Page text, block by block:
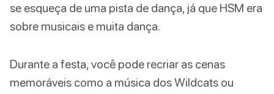
se esqueça de uma pista de dança, já que HSM era
sobre musicais e muita dança.
Durante a festa, você pode recriar as cenas
memoráveis ​​como a música dos Wildcats ou